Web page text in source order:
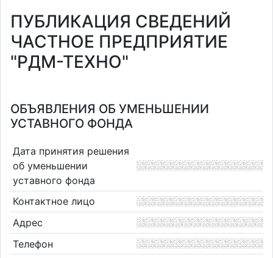
ПУБЛИКАЦИЯ СВЕДЕНИЙ
ЧАСТНОЕ ПРЕДПРИЯТИЕ
"РДМ-ТЕХНО"
ОБЪЯВЛЕНИЯ ОБ УМЕНЬШЕНИИ
УСТАВНОГО ФОНДА
Дата принятия решения
об уменьшении
уставного фонда
Контактное лицо
Адрес
Телефон